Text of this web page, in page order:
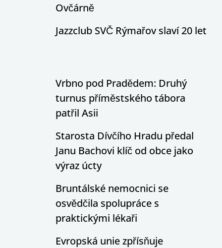
Ovčárně
Jazzclub SVČ Rýmařov slaví 20 let
Vrbno pod Pradědem: Druhý
turnus příměstského tábora
patřil Asii
Starosta Dívčího Hradu předal
Janu Bachovi klíč od obce jako
výraz úcty
Bruntálské nemocnici se
osvědčila spolupráce s
praktickými lékaři
Evropská unie zpřísňuje